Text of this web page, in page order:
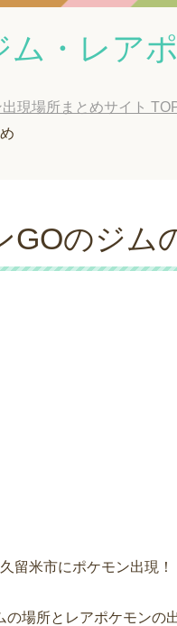
・レア
現場所まとめサイト
GOのジム
留米市にポケモン出現！
場所とレアポケモンの